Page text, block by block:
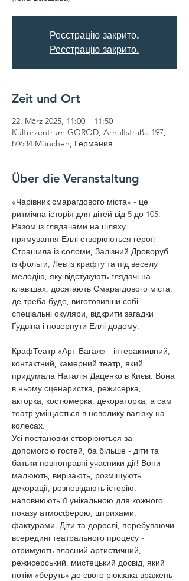
Реєстрацію закрито.
Реєстрацію закрито.
Zeit und Ort
22. März 2025, 11:00 – 11:50
Kulturzentrum GOROD, Arnulfstraße 197,
80634 München, Германия
Über die Veranstaltung
«Чарівник смарагдового міста» - це
ритмічна історія для дітей від 5 до 105.
Разом із глядачами на шляху
прямування Еллі створюються герої:
Страшила із соломи, Залізний Дроворуб
із фольги, Лев із крафту та під веселу
мелодію, яку відстукують глядачі на
клавішах, досягають Смарагдового міста,
де треба буде, виготовивши собі
спеціальні окуляри, відкрити загадки
Ґудвіна і повернути Еллі додому.
КрафТеатр «Арт-Багаж» - інтерактивний,
контактний, камерний театр, який
придумала Наталія Даценко в Києві. Вона
в ньому сценаристка, режисерка,
акторка, костюмерка, декораторка, а сам
театр уміщається в невелику валізку на
колесах.
Усі постановки створюються за
допомогою гостей, ба більше - діти та
батьки повноправні учасники дії! Вони
малюють, вирізають, розміщують
декорації, розповідають історію,
наповнюють її унікальною для кожного
показу атмосферою, штрихами,
фактурами. Діти та дорослі, перебуваючи
всередині театрального процесу -
отримують власний артистичний,
режисерський, мистецький досвід, який
потім «беруть» до свого рюкзака вражень